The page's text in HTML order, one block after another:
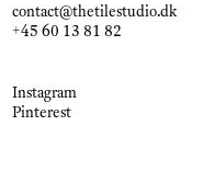
contact@thetilestudio.dk
+45 60 13 81 82
Instagram
Pinterest